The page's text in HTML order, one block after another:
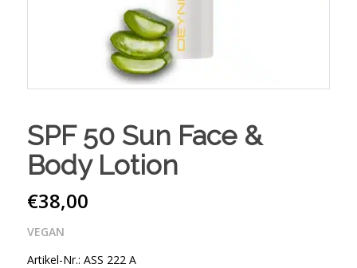
SPF 50 Sun Face &
Body Lotion
€38,00
VEGAN
Artikel-Nr.: ASS 222 A